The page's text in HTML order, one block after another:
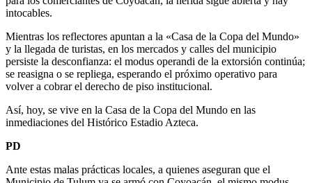
intocables.
Mientras los reflectores apuntan a la «Casa de la Copa del Mundo»
y la llegada de turistas, en los mercados y calles del municipio
persiste la desconfianza: el modus operandi de la extorsión continúa;
se reasigna o se repliega, esperando el próximo operativo para
volver a cobrar el derecho de piso institucional.
Así, hoy, se vive en la Casa de la Copa del Mundo en las
inmediaciones del Histórico Estadio Azteca.
PD
Ante estas malas prácticas locales, a quienes aseguran que el